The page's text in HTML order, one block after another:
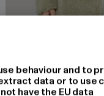
URBAN
Ladies Sherpa
behaviour and to
data or to use
have the EU data